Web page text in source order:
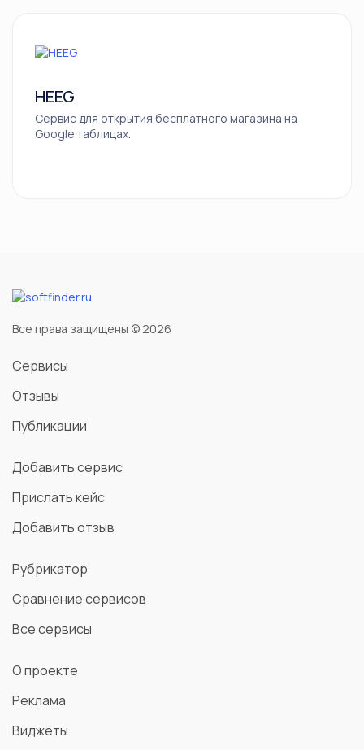
Cincopa
HEEG
Сервис для открытия бесплатного магазина на
Google таблицах.
Все права защищены © 2026
Сервисы
Отзывы
Публикации
Добавить сервис
Прислать кейс
Добавить отзыв
Рубрикатор
Сравнение сервисов
Все сервисы
О проекте
Реклама
Виджеты